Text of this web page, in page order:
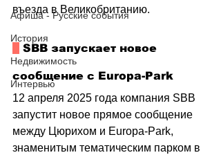
Афиша - Русские события
История
Недвижимость
Интервью
въезда в Великобританию.
SBB запускает новое
сообщение с Europa-Park
12 апреля 2025 года компания SBB
запустит новое прямое сообщение
между Цюрихом и Europa-Park,
знаменитым тематическим парком в